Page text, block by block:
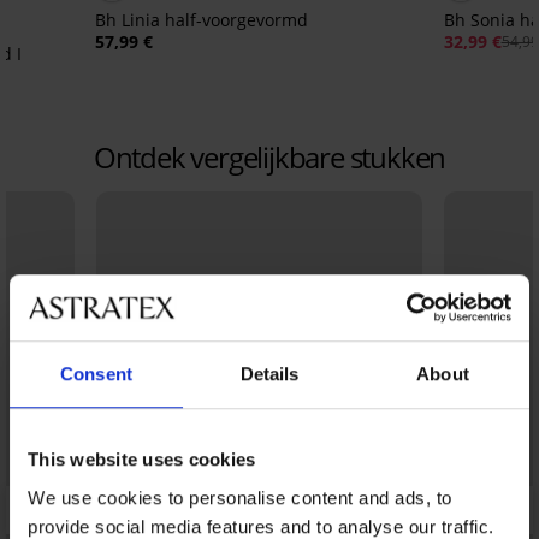
Consent Details About
This website uses cookies
We use cookies to personalise content and ads, to
provide social media features and to analyse our traffic.
I
Bh Linia half-voorgevormd
57,99 €
Bh Sonia
32,99 €
Ontdek vergelijkbare stukken